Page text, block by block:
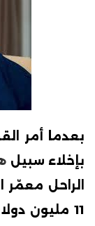
بعدما أمر
بإخلاء سبيل
الراحل معمّر
11 مليون دولار ومنع من السفر،